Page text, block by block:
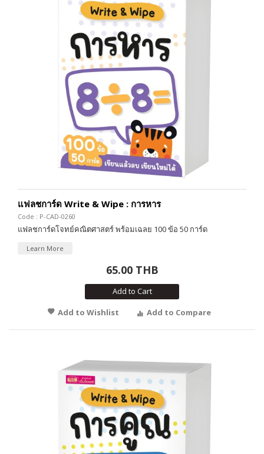
แฟลชการ์ด Write & Wipe : การหาร
Code : P-CAD-0260
แฟลชการ์ดโจทย์คณิตศาสตร์ พร้อมเฉลย 100 ข้อ 50 การ์ด
Learn More
65.00 THB
Add to Cart
Add to Wishlist
Add to Compare